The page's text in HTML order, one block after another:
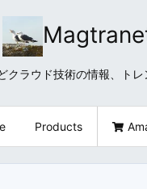
クラウド技術の情報、ト
Products